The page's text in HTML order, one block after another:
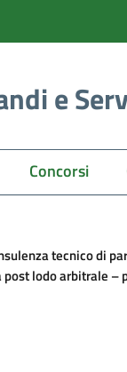
e
Concorsi
tecnico di
lodo arbitrale